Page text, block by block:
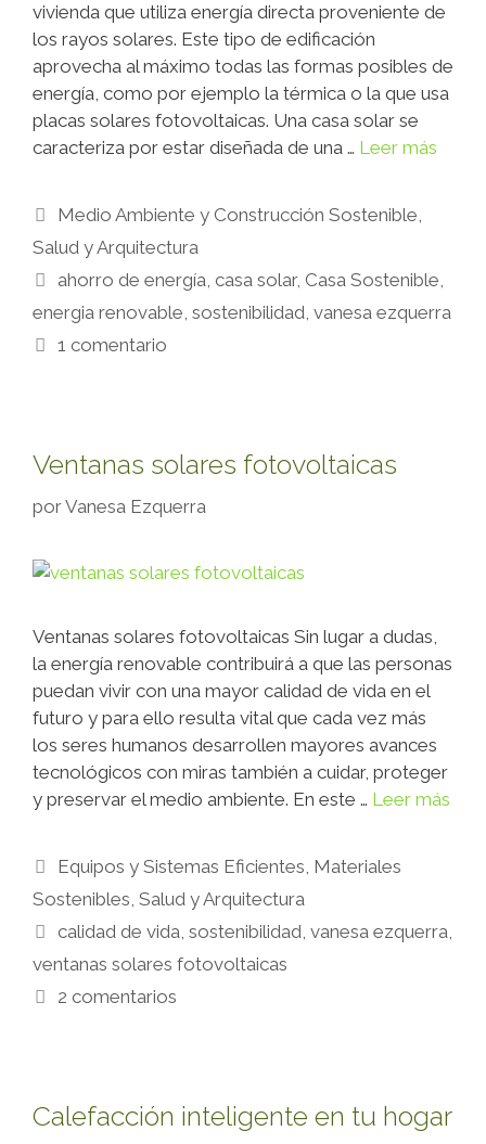
vivienda que utiliza energía directa proveniente de
los rayos solares. Este tipo de edificación
aprovecha al máximo todas las formas posibles de
energía, como por ejemplo la térmica o la que usa
placas solares fotovoltaicas. Una casa solar se
caracteriza por estar diseñada de una … Leer más
Medio Ambiente y Construcción Sostenible,
Salud y Arquitectura
ahorro de energía,casa solar, Casa Sostenible,
energia renovable, sostenibilidad, vanesa ezquerra
1 comentario
Ventanas solares fotovoltaicas
porVanesa Ezquerra
Ventanas solares fotovoltaicas Sin lugar a dudas,
la energía renovable contribuirá a que las personas
puedan vivir con una mayor calidad de vida en el
futuro y para ello resulta vital que cada vez más
los seres humanos desarrollen mayores avances
tecnológicos con miras también a cuidar, proteger
y preservar el medio ambiente. En este … Leer más
Equipos y Sistemas Eficientes Materiales
Sostenibles Salud y Arquitectura
calidad de vida ,sostenibilidad ,vanesa ezquerra
ventanas solares fotovoltaicas
2 comentarios
Calefacción inteligente en tu hogar